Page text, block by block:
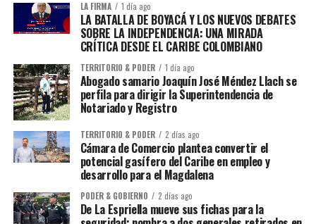
LA FIRMA 1 día ago
LA BATALLA DE BOYACÁ Y LOS NUEVOS DEBATES
SOBRE LA INDEPENDENCIA: UNA MIRADA
CRÍTICA DESDE EL CARIBE COLOMBIANO
TERRITORIO & PODER 1 día ago
Abogado samario Joaquín José Méndez Llach se
perfila para dirigir la Superintendencia de
Notariado y Registro
TERRITORIO & PODER 2 días ago
Cámara de Comercio plantea convertir el
potencial gasífero del Caribe en empleo y
desarrollo para el Magdalena
PODER & GOBIERNO 2 días ago
De La Espriella mueve sus fichas para la